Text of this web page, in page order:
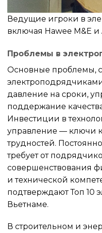
Ведущие игроки в
включая Hawee M&E и
Проблемы в
Основные проблемы,
давление на сроки,
поддержание
Инвестиции в
управление — ключи
трудностей.
требует от
совершенствования
и технической
подтверждают Топ 10
Вьетнаме.
В строительном и